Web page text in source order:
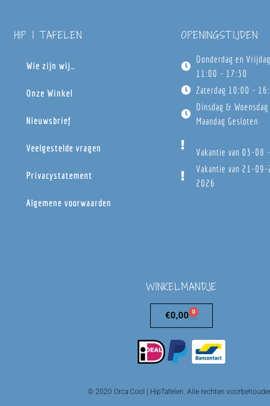
HIP | TAFELEN
Wie zijn wij…
Onze Winkel
Nieuwsbrief
Veelgestelde vragen
Privacystatement
Algemene voorwaarden
OPENINGSTIJDEN
Donderdag en Vrijdag
11:00 - 17:30
Zaterdag 10:00 -
Dinsdag &
Maandag Gesloten
Vakantie van 03-
Vakantie van 21-
2026
WINKELMANDJE
€0,00 0
© 2020 Orca Cool | HipTafelen. Alle rechten